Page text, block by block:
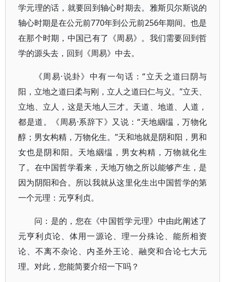
学元理的话，就要回到轴心时期去。雅斯贝尔斯说的
轴心时期是在公元前770年到公元前256年期间。也是
在那个时期，中国已有了《周易》。我们需要回到哲
学的源头去，回到《周易》中去。
《周易·说卦》中有一句话：“立天之道曰阴与
阳，立地之道曰柔与刚，立人之道曰仁与义。”立天、
立地、立人，这是天地人三才。天道、地道、人道，
都是道。《周易·系辞下》又说：“天地絪缊，万物化
醇；男女构精，万物化生。”天和地就是阴和阳，男和
女也是阴和阳。天地絪缊，男女构精，万物就化生
了。在中国哲学看来，天地万物之所以能够产生，是
因为阴阳和合。所以我就从这里化生出中国哲学的第
一个元理：元亨利贞。
问：是的，您在《中国哲学元理》中由此阐述了
元亨利贞论、体用一源论、理一分殊论、能所相资
论、不离不杂论、内圣外王论、融突和合论七大元
理。对此，您能简要介绍一下吗？